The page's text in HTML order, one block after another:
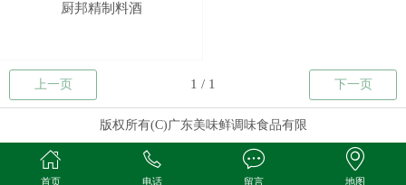
厨邦精制料酒
上一页 下一页
版权所有(C)广东美味鲜调味食品有限
首页 电话 留言 地图